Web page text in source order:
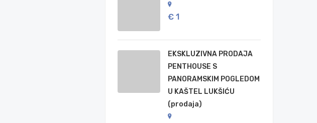
€ 1
EKSKLUZIVNA PRODAJA
PENTHOUSE S
PANORAMSKIM POGLEDOM
U KAŠTEL LUKŠIĆU
(prodaja)